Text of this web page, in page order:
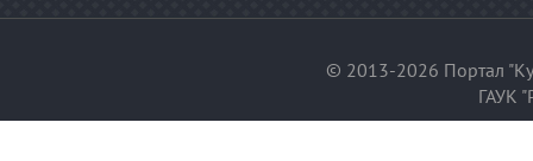
© 2013-2026 Портал
ГАУК